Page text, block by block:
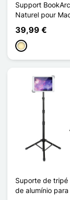
Support
Naturel pour
39,99 €
Madeira -
Suporte de tripé
de alumínio